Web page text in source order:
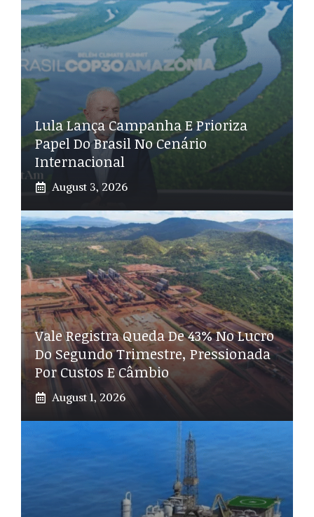
Lula Lança Campanha E Prioriza
Papel Do Brasil No Cenário
Internacional
August 3, 2026
Vale Registra Queda De 43% No Lucro
Do Segundo Trimestre, Pressionada
Por Custos E Câmbio
August 1, 2026